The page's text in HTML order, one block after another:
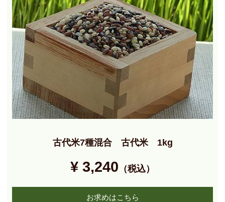
古代米7種混合 古代米 1kg
¥ 3,240 （税込）
お求めはこちら